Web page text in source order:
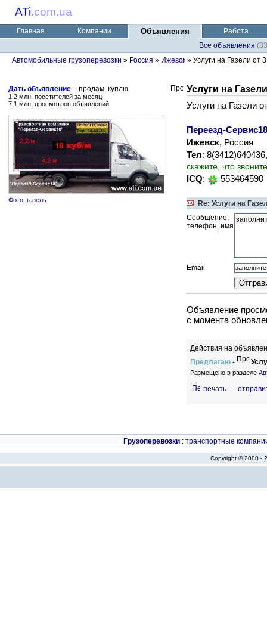
ATi.com.ua
Главная Компании Объявления
Работа
Все объявления
Автомобильные грузоперевозки » Россия » Ижевск » Услуги на Газели от
Дать объявление – продам, куплю
1.2 млн. посетителей за месяц:
7.1 млн. просмотров объявлений
Фото: газель
Услуги на
Услуги на Газели
Переезд-Сервис18
Ижевск, Россия
Тел:
скажите, что
ICQ: 553464590
Re: Услуги на
Сообщение,
телефон, имя
Email
Объявление
c момента
Действия на
Предлагаю -
Размещено в разделе
печать -
Грузоперевозки : транспортные
Copyright © 2000 -